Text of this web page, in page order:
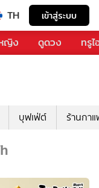
TH เข้าสู่ระบบ
ญิง ดูดวง ทรู
บุฟเฟ่ต์ ร้านกา